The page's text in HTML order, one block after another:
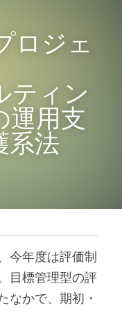
ロジェ
ティン
運用支
系法
今年度は評価制
目標管理型の評
なかで、期初・